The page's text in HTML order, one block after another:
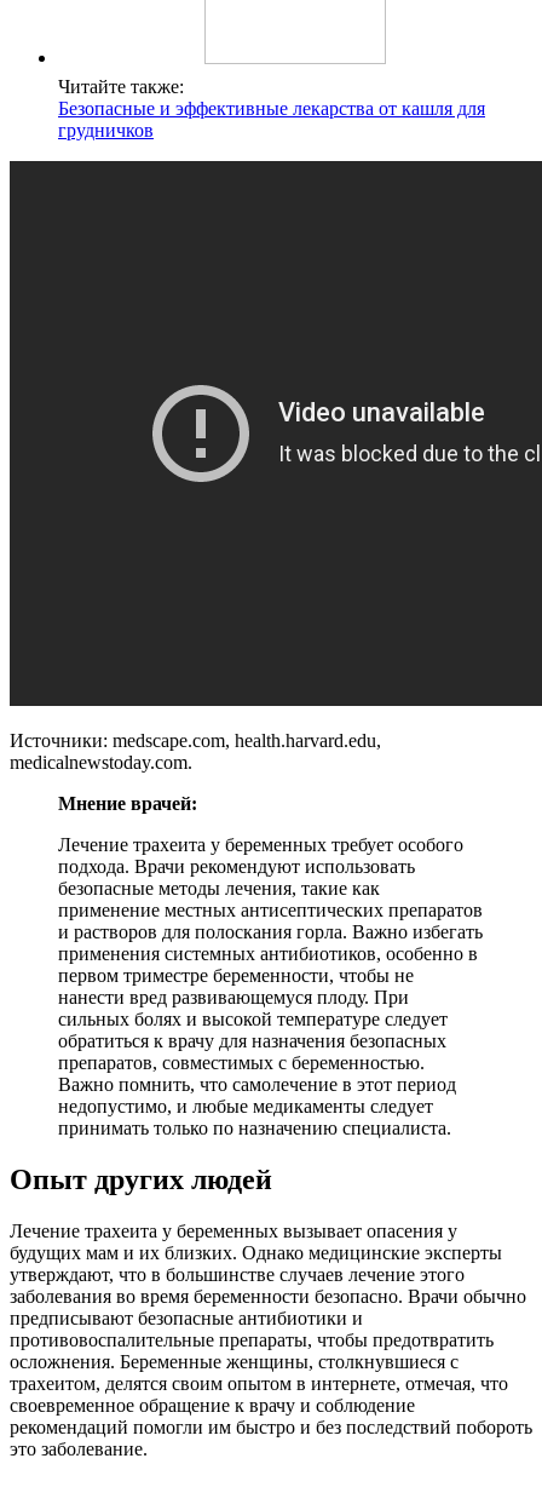
Читайте также:
Безопасные и эффективные лекарства от кашля для
грудничков
Источники: medscape.com, health.harvard.edu,
medicalnewstoday.com.
Мнение врачей:
Лечение трахеита у беременных требует особого
подхода. Врачи рекомендуют использовать
безопасные методы лечения, такие как
применение местных антисептических препаратов
и растворов для полоскания горла. Важно избегать
применения системных антибиотиков, особенно в
первом триместре беременности, чтобы не
нанести вред развивающемуся плоду. При
сильных болях и высокой температуре следует
обратиться к врачу для назначения безопасных
препаратов, совместимых с беременностью.
Важно помнить, что самолечение в этот период
недопустимо, и любые медикаменты следует
принимать только по назначению специалиста.
Опыт других людей
Лечение трахеита у беременных вызывает опасения у
будущих мам и их близких. Однако медицинские эксперты
утверждают, что в большинстве случаев лечение этого
заболевания во время беременности безопасно. Врачи обычно
предписывают безопасные антибиотики и
противовоспалительные препараты, чтобы предотвратить
осложнения. Беременные женщины, столкнувшиеся с
трахеитом, делятся своим опытом в интернете, отмечая, что
своевременное обращение к врачу и соблюдение
рекомендаций помогли им быстро и без последствий побороть
это заболевание.